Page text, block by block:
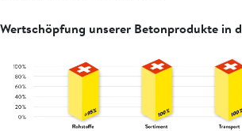
Wertschöpfung unserer Betonprodukte in